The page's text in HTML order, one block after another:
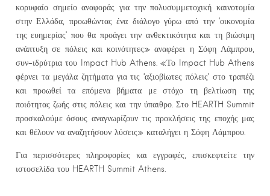
κορυφαίο σημείο αναφοράς για την πολυσυμμετοχική καινοτομία
στην Ελλάδα, προωθώντας ένα διάλογο γύρω από την ‘οικονομία
της ευημερίας’ που θα προάγει την ανθεκτικότητα και τη βιώσιμη
ανάπτυξη σε πόλεις και κοινότητες» αναφέρει η Σόφη Λάμπρου,
συν-ιδρύτρια του Impact Hub Athens. «Το Impact Hub Athens
φέρνει τα μεγάλα ζητήματα για τις ‘αξιοβίωτες πόλεις’ στο τραπέζι
και προωθεί τα επόμενα βήματα με στόχο τη βελτίωση της
ποιότητας ζωής στις πόλεις και την ύπαιθρο. Στο HEARTH Summit
προσκαλούμε όσους αναγνωρίζουν τις προκλήσεις της εποχής μας
και θέλουν να αναζητήσουν λύσεις» καταλήγει η Σόφη Λάμπρου.
Για περισσότερες πληροφορίες και εγγραφές, επισκεφτείτε την
ιστοσελίδα του HEARTH Summit Athens.